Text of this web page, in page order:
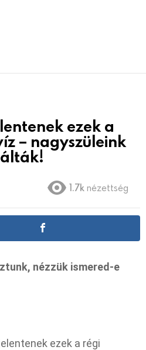
ezek a
– nagyszüleink
1.7k nézettség
nézzük ismered-e
ezek a régi